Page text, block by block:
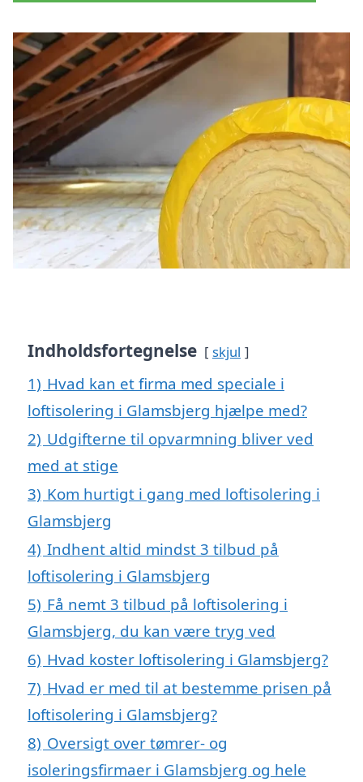
Indholdsfortegnelse skjul
1) Hvad kan et firma med speciale i
loftisolering i Glamsbjerg hjælpe med?
2) Udgifterne til opvarmning bliver ved
med at stige
3) Kom hurtigt i gang med loftisolering i
Glamsbjerg
4) Indhent altid mindst 3 tilbud på
loftisolering i Glamsbjerg
5) Få nemt 3 tilbud på loftisolering i
Glamsbjerg, du kan være tryg ved
6) Hvad koster loftisolering i Glamsbjerg?
7) Hvad er med til at bestemme prisen på
loftisolering i Glamsbjerg?
8) Oversigt over tømrer- og
isoleringsfirmaer i Glamsbjerg og hele